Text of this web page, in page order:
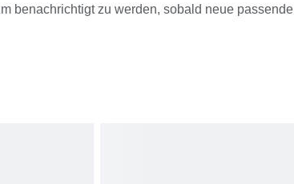
benachrichtigt zu werden, sobald neue passende